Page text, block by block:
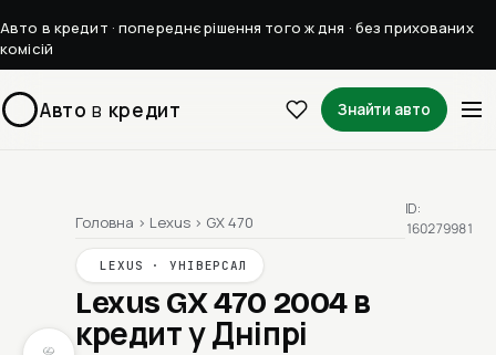
Авто в кредит · попереднє рішення того ж дня · без прихованих
комісій
Авто в кредит Знайти авто
Головна › Lexus › GX 470
LEXUS · УНІВЕРСАЛ
Lexus GX 470 2004 в
кредит у Дніпрі
ID:
160279981